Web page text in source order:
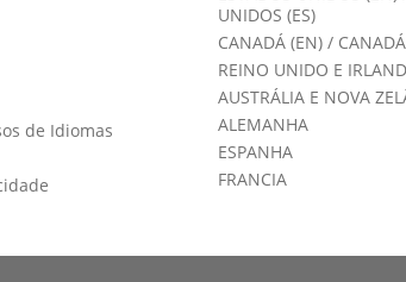
de Idiomas
UNIDOS (ES)
CANADÁ (EN)/
REINO UNIDO E
AUSTRÁLIA E NOVA
ALEMANHA
ESPANHA
FRANCIA